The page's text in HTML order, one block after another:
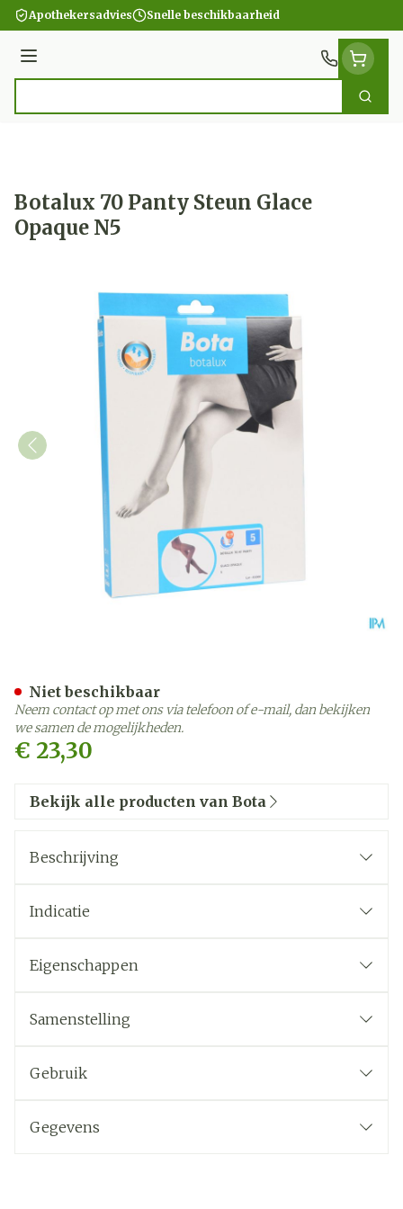
Ga naar de inhoud
Apothekersadvies Snelle beschikbaarheid
Menu
Zoek
Botalux 70 Panty Steun Glace
Opaque N5
€ 23,30
Niet beschikbaar
Neem contact op met ons via telefoon of e-mail, dan bekijken
we samen de mogelijkheden.
Bekijk alle producten van Bota
Beschrijving
Indicatie
Eigenschappen
Samenstelling
Gebruik
Gegevens